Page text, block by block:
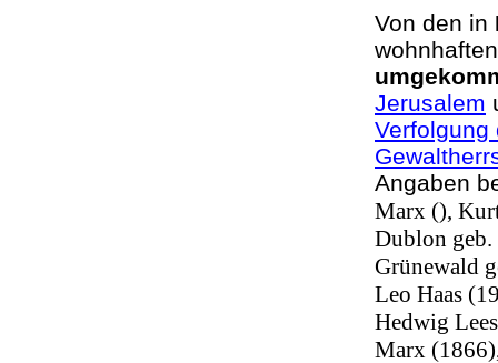
Von den in
Jerusalem
Verfolgung
Angaben
Marx (),
Dublon geb.
Grünewald
Leo Haas
Hedwig
Marx